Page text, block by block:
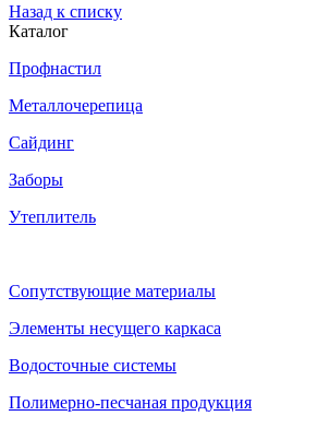
Назад к списку
Каталог
Профнастил
Металлочерепица
Сайдинг
Заборы
Утеплитель
Сопутствующие материалы
Элементы несущего каркаса
Водосточные системы
Полимерно-песчаная продукция